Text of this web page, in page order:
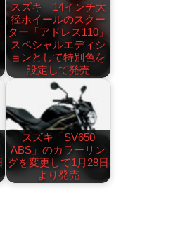
スズキ 14インチ大
径ホイールのスクー
ター「アドレス110」
スペシャルエディシ
ョンとして特別色を
設定して発売
スズキ「SV650
ABS」のカラーリン
グを変更して1月28日
より発売